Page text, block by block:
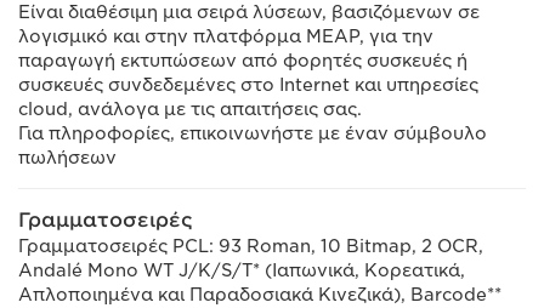
Είναι διαθέσιμη μια σειρά λύσεων, βασιζόμενων σε
λογισμικό και στην πλατφόρμα MEAP, για την
παραγωγή εκτυπώσεων από φορητές συσκευές ή
συσκευές συνδεδεμένες στο Internet και υπηρεσίες
cloud, ανάλογα με τις απαιτήσεις σας.
Για πληροφορίες, επικοινωνήστε με έναν σύμβουλο
πωλήσεων
Γραμματοσειρές
Γραμματοσειρές PCL: 93 Roman, 10 Bitmap, 2 OCR,
Andalé Mono WT J/K/S/T* (Ιαπωνικά, Κορεατικά,
Απλοποιημένα και Παραδοσιακά Κινεζικά), Barcode**